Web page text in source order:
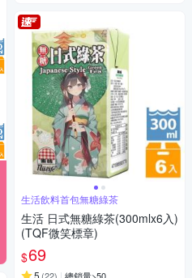
生活飲料首包無糖綠茶
生活 日式無糖綠茶(300mlx6入)
(TQF微笑標章)
$69